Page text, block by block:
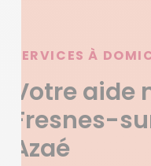
SERVICES À
Votre aide
Fresnes-
Azaé